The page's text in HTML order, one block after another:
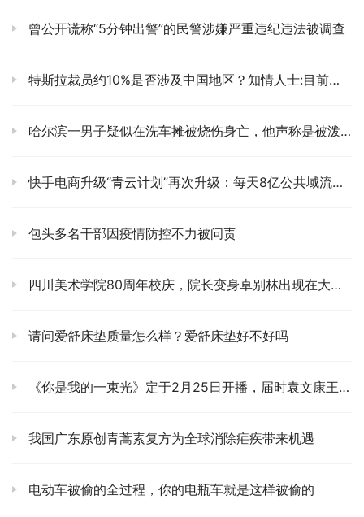
曾公开谎称“5分钟出警”的民警涉嫌严重违纪违法被调查
特斯拉裁员约10%是否涉及中国地区？知情人士:目前还在大量招聘人工
哈尔滨一男子疑似在洗车摊被烧伤身亡，他声称是被泼了汽油！
快手电商升级“青云计划”再次升级：每天8亿公共域流量助力商家冷启动
包头多名干部因疫情防控不力被问责
四川美术学院80周年校庆，院长变身卓别林出现在大银幕上，全场笑翻天
请问爱舒床垫质量怎么样？爱舒床垫好不好吗
《你是我的一束光》定于2月25日开播，届时袁文康王茜邓超主演
我国广东原创青蒿素复方为全球消除疟疾带来机遇
电动车被偷的全过程，你的电瓶车就是这样被偷的